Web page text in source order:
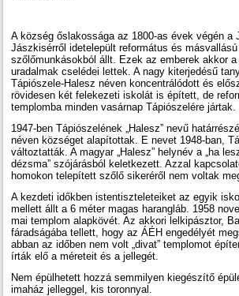
A község őslakossága az 1800-as évek végén a
Jászkisérről idetelepült református és
szőlőmunkásokból állt. Ezek az emberek akkor
uradalmak cselédei lettek. A nagy kiterjedésű
Tápiószele-Halesz néven koncentrálódott és
rövidesen két felekezeti iskolát is épített, de
templomba minden vasárnap Tápiószelére jártak.
1947-ben Tápiószelének „Halesz” nevű
néven községet alapítottak. E nevet 1948-ban,
változtatták. A magyar „Halesz” helynév a „ha
dézsma” szójárásból keletkezett. Azzal
homokon telepített szőlő sikeréről nem voltak
A kezdeti időkben istentiszteleteiket az egyik
mellett állt a 6 méter magas harangláb. 1958
mai templom alapkövét. Az akkori lelkipásztor,
fáradságába tellett, hogy az ÁÉH engedélyét
abban az időben nem volt „divat” templomot
írták elő a méreteit és a jellegét.
Nem épülhetett hozzá semmilyen kiegészítő
imaház jelleggel, kis toronnyal.